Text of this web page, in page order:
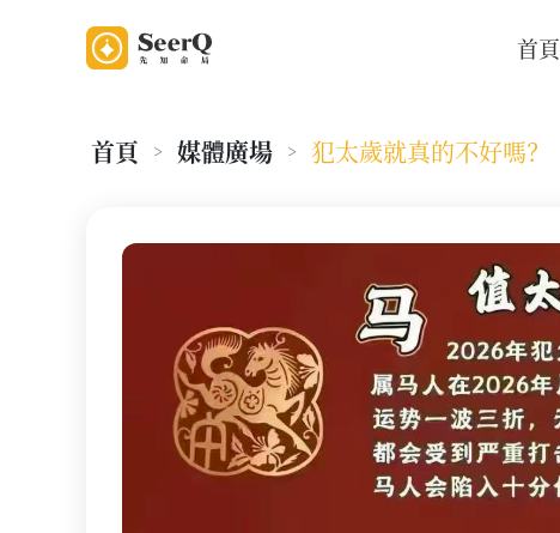
首頁
首頁 > 媒體廣場 > 犯太歲就真的不好嗎？